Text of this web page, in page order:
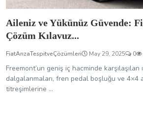
Aileniz ve Yükünüz Güvende:
Çözüm Kılavuz...
FiatArızaTespitveÇözümleri May 29, 2025 0
Freemont’un geniş iç hacminde karşılaşılan
dalgalanmaları, fren pedal boşluğu ve 4×4
titreşimlerine ...